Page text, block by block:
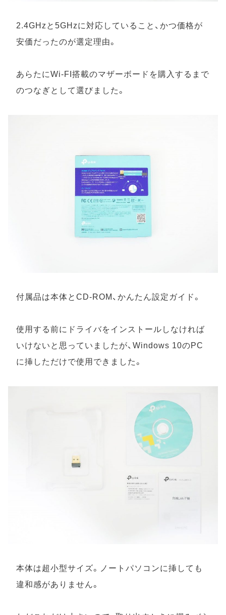
2.4GHzと5GHzに対応していること、かつ価格が
安価だったのが選定理由。
あらたにWi-FI搭載のマザーボードを購入するまで
のつなぎとして選びました。
付属品は本体とCD-ROM、かんたん設定ガイド。
使用する前にドライバをインストールしなければ
いけないと思っていましたが、Windows 10のPC
に挿しただけで使用できました。
本体は超小型サイズ。ノートパソコンに挿しても
違和感がありません。